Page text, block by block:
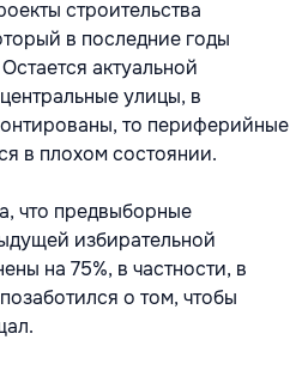
строительства
в последние годы
актуальной
улицы, в
то периферийные
в плохом состоянии.
что предвыборные
избирательной
на 75%, в частности, в
о том, чтобы